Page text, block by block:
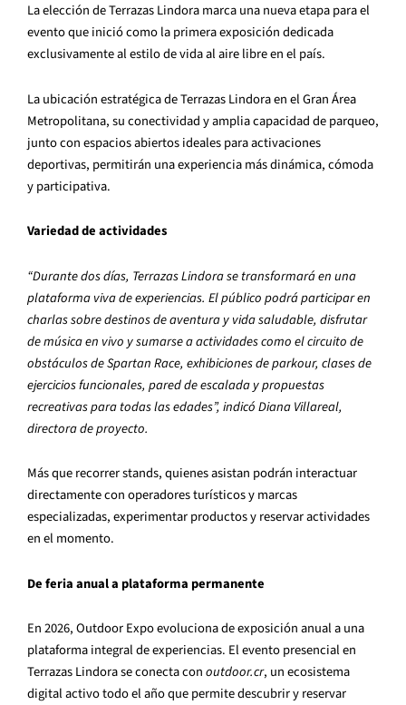
La elección de Terrazas Lindora marca una nueva etapa para el
evento que inició como la primera exposición dedicada
exclusivamente al estilo de vida al aire libre en el país.
La ubicación estratégica de Terrazas Lindora en el Gran Área
Metropolitana, su conectividad y amplia capacidad de parqueo,
junto con espacios abiertos ideales para activaciones
deportivas, permitirán una experiencia más dinámica, cómoda
y participativa.
Variedad de actividades
“Durante dos días, Terrazas Lindora se transformará en una
plataforma viva de experiencias. El público podrá participar en
charlas sobre destinos de aventura y vida saludable, disfrutar
de música en vivo y sumarse a actividades como el circuito de
obstáculos de Spartan Race, exhibiciones de parkour, clases de
ejercicios funcionales, pared de escalada y propuestas
recreativas para todas las edades”, indicó Diana Villareal,
directora de proyecto.
Más que recorrer stands, quienes asistan podrán interactuar
directamente con operadores turísticos y marcas
especializadas, experimentar productos y reservar actividades
en el momento.
De feria anual a plataforma permanente
En 2026, Outdoor Expo evoluciona de exposición anual a una
plataforma integral de experiencias. El evento presencial en
Terrazas Lindora se conecta conoutdoor.cr, un ecosistema
digital activo todo el año que permite descubrir y reservar